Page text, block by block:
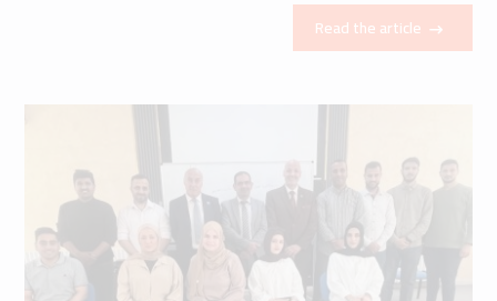
Read the article